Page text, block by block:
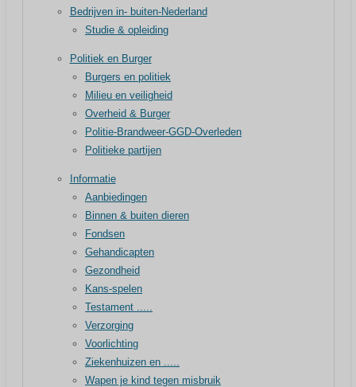
Bedrijven in- buiten-Nederland
Studie & opleiding
Politiek en Burger
Burgers en politiek
Milieu en veiligheid
Overheid & Burger
Politie-Brandweer-GGD-Overleden
Politieke partijen
Informatie
Aanbiedingen
Binnen & buiten dieren
Fondsen
Gehandicapten
Gezondheid
Kans-spelen
Testament .....
Verzorging
Voorlichting
Ziekenhuizen en .....
Wapen je kind tegen misbruik